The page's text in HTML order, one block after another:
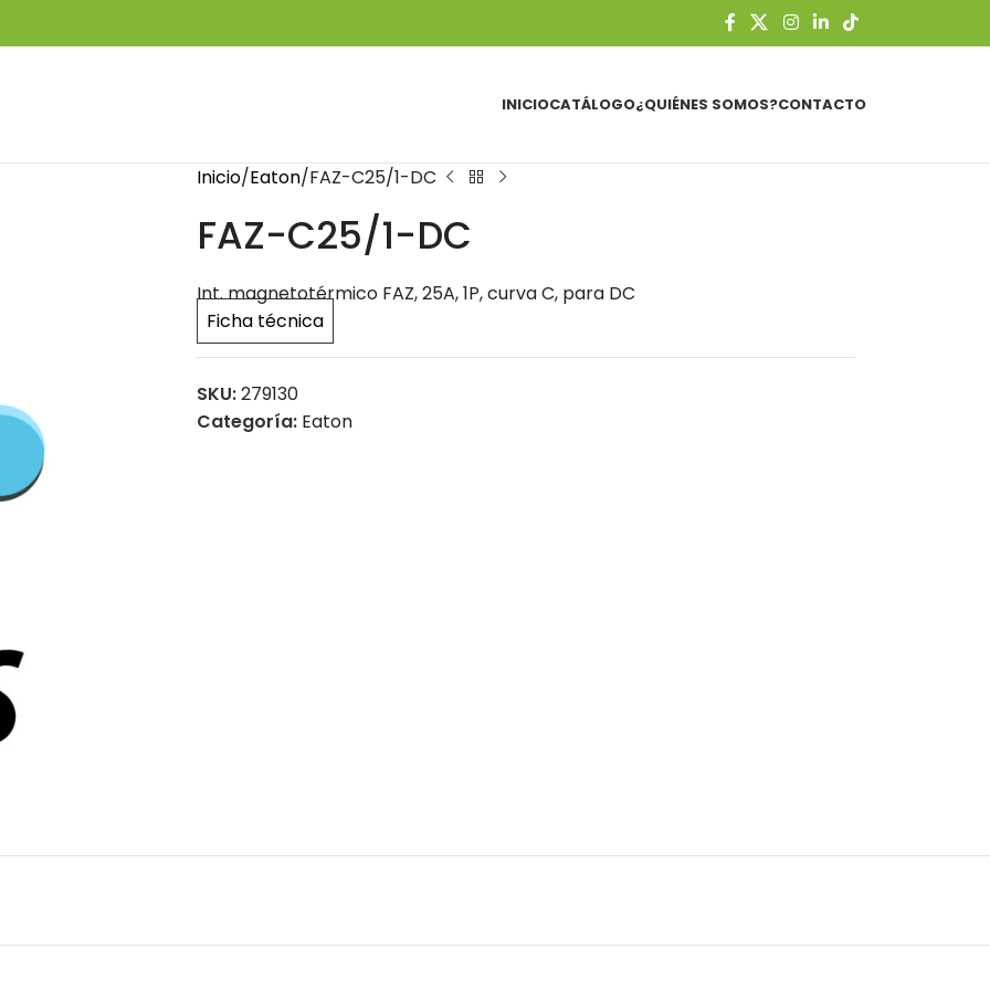
INICIOCATÁLOGO¿QUIÉNES SOMOS?CONTACTO
Inicio Eaton FAZ-C25/1-DC
FAZ-C25/1-DC
Int. magnetotérmico FAZ, 25A, 1P, curva C, para DC
Ficha técnica
SKU:279130
Categoría: Eaton